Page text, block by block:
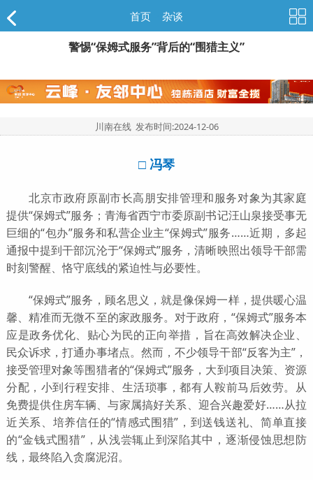
首页 杂谈
警惕“保姆式服务”背后的“围猎主义”
川南在线 发布时间:2024-12-06
□ 冯琴
北京市政府原副市长高朋安排管理和服务对象为其家庭
提供“保姆式”服务；青海省西宁市委原副书记汪山泉接受事无
巨细的“包办”服务和私营企业主“保姆式”服务……近期，多起
通报中提到干部沉沦于“保姆式”服务，清晰映照出领导干部需
时刻警醒、恪守底线的紧迫性与必要性。
“保姆式”服务，顾名思义，就是像保姆一样，提供暖心温
馨、精准而无微不至的家政服务。对于政府，“保姆式”服务本
应是政务优化、贴心为民的正向举措，旨在高效解决企业、
民众诉求，打通办事堵点。 然而，不少领导干部“反客为主”，
接受管理对象等围猎者的“保姆式”服务，大到项目决策、资源
分配，小到行程安排、生活琐事，都有人鞍前马后效劳。从
免费提供住房车辆、与家属搞好关系、迎合兴趣爱好……从拉
近关系、培养信任的“情感式围猎”，到送钱送礼、简单直接
的“金钱式围猎”，从浅尝辄止到深陷其中，逐渐侵蚀思想防
线，最终陷入贪腐泥沼。